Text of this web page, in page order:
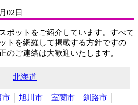
02日
ポットをご紹介しています。すべて
トを網羅して掲載する方針ですの
のご連絡は大歓迎いたします。
北海道
市 旭川市 室蘭市
釧路市